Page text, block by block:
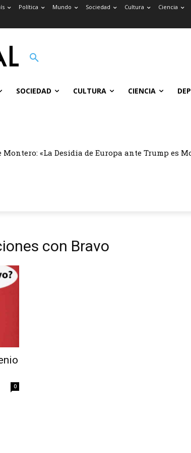
Política Mundo Sociedad Cultura Ciencia
SOCIEDAD CULTURA CIENCIA
Montero: «La Desidia de Europa ante Trump es
con Bravo
0